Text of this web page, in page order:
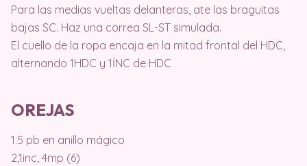
Para las medias vueltas delanteras, ate las braguitas
bajas SC. Haz una correa SL-ST simulada.
El cuello de la ropa encaja en la mitad frontal del HDC,
alternando 1HDC y 1İNC de HDC
OREJAS
1.5 pb en anillo mágico
2,1inc, 4mp (6)